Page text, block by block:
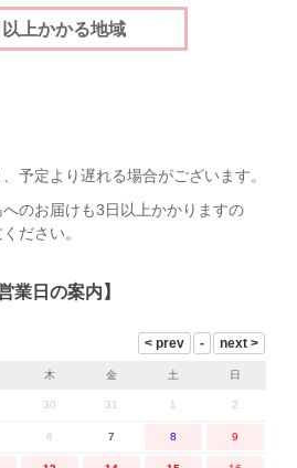
上かかる地域
予定より遅れる場合がございます。
のお届けも3日以上かかりますの
ださい。
営業日の案内】
木 金 土 日
30 31 1 2
6 7 8 9